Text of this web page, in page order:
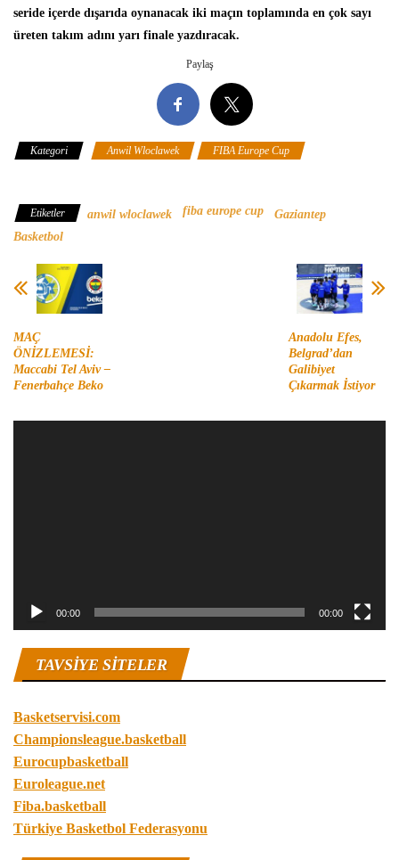
seride içerde dışarıda oynanacak iki maçın toplamında en çok sayı
üreten takım adını yarı finale yazdıracak.
Paylaş
Kategori Anwil Wloclawek FIBA Europe Cup
Etiketler anwil wloclawek fiba europe cup
Gaziantep
Basketbol
MAÇ
ÖNİZLEMESİ:
Maccabi Tel Aviv –
Fenerbahçe Beko
Anadolu Efes,
Belgrad’dan
Galibiyet
Çıkarmak İstiyor
00:00 00:00
TAVSIYE SITELER
Basketservisi.com
Championsleague.basketball
Eurocupbasketball
Euroleague.net
Fiba.basketball
Türkiye Basketbol Federasyonu